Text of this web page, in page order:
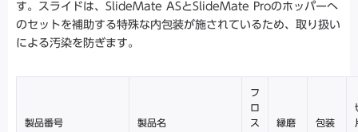
す。スライドは、SlideMate ASとSlideMate Proのホッパーへ
のセットを補助する特殊な内包装が施されているため、取り扱い
による汚染を防ぎます。
製品番号 製品名
フ
ロ
ス
縁磨 包装